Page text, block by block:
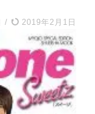
/ 2019年2月1日